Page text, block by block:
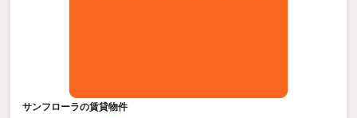
サンフローラの賃貸物件